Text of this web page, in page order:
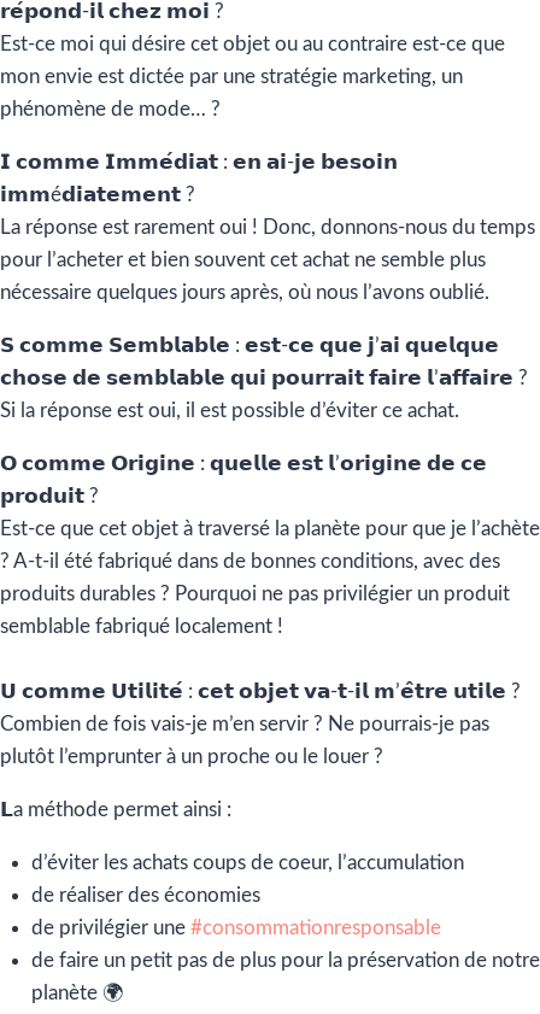
𝗿𝗲́𝗽𝗼𝗻𝗱-𝗶𝗹 𝗰𝗵𝗲𝘇 𝗺𝗼𝗶 ?
Est-ce moi qui désire cet objet ou au contraire est-ce que
mon envie est dictée par une stratégie marketing, un
phénomène de mode… ?
𝗜 𝗰𝗼𝗺𝗺𝗲 𝗜𝗺𝗺𝗲́𝗱𝗶𝗮𝘁 : 𝗲𝗻 𝗮𝗶-𝗷𝗲 𝗯𝗲𝘀𝗼𝗶𝗻
𝗶𝗺𝗺é𝗱𝗶𝗮𝘁𝗲𝗺𝗲𝗻𝘁 ?
La réponse est rarement oui ! Donc, donnons-nous du temps
pour l’acheter et bien souvent cet achat ne semble plus
nécessaire quelques jours après, où nous l’avons oublié.
𝗦 𝗰𝗼𝗺𝗺𝗲 𝗦𝗲𝗺𝗯𝗹𝗮𝗯𝗹𝗲 : 𝗲𝘀𝘁-𝗰𝗲 𝗾𝘂𝗲 𝗷’𝗮𝗶 𝗾𝘂𝗲𝗹𝗾𝘂𝗲
𝗰𝗵𝗼𝘀𝗲 𝗱𝗲 𝘀𝗲𝗺𝗯𝗹𝗮𝗯𝗹𝗲 𝗾𝘂𝗶 𝗽𝗼𝘂𝗿𝗿𝗮𝗶𝘁 𝗳𝗮𝗶𝗿𝗲 𝗹’𝗮𝗳𝗳𝗮𝗶𝗿𝗲 ?
Si la réponse est oui, il est possible d’éviter ce achat.
𝗢 𝗰𝗼𝗺𝗺𝗲 𝗢𝗿𝗶𝗴𝗶𝗻𝗲 : 𝗾𝘂𝗲𝗹𝗹𝗲 𝗲𝘀𝘁 𝗹’𝗼𝗿𝗶𝗴𝗶𝗻𝗲 𝗱𝗲 𝗰𝗲
𝗽𝗿𝗼𝗱𝘂𝗶𝘁 ?
Est-ce que cet objet à traversé la planète pour que je l’achète
? A-t-il été fabriqué dans de bonnes conditions, avec des
produits durables ? Pourquoi ne pas privilégier un produit
semblable fabriqué localement !
𝗨 𝗰𝗼𝗺𝗺𝗲 𝗨𝘁𝗶𝗹𝗶𝘁𝗲́ : 𝗰𝗲𝘁 𝗼𝗯𝗷𝗲𝘁 𝘃𝗮-𝘁-𝗶𝗹 𝗺’𝗲̂𝘁𝗿𝗲 𝘂𝘁𝗶𝗹𝗲 ?
Combien de fois vais-je m’en servir ? Ne pourrais-je pas
plutôt l’emprunter à un proche ou le louer ?
𝗟a méthode permet ainsi :
d’éviter les achats coups de coeur, l’accumulation
de réaliser des économies
de privilégier une #consommationresponsable
de faire un petit pas de plus pour la préservation de notre
planète 🌍